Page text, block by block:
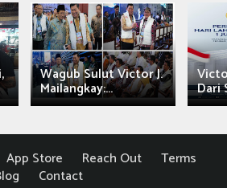
Wagub Sulut Victor J.
Mailangkay:... Dari
App Store Reach Out
Terms
Contact